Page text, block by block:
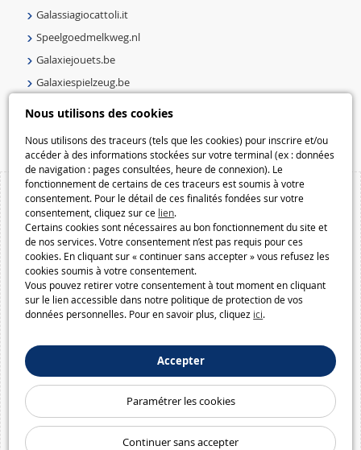
Nous utilisons des cookies
Nous utilisons des traceurs (tels que les cookies) pour inscrire et/ou
accéder à des informations stockées sur votre terminal (ex : données
de navigation : pages consultées, heure de connexion). Le
fonctionnement de certains de ces traceurs est soumis à votre
consentement. Pour le détail de ces finalités fondées sur votre
consentement, cliquez sur ce lien.
Certains cookies sont nécessaires au bon fonctionnement du site et
de nos services. Votre consentement n’est pas requis pour ces
cookies. En cliquant sur « continuer sans accepter » vous refusez les
cookies soumis à votre consentement.
Vous pouvez retirer votre consentement à tout moment en cliquant
sur le lien accessible dans notre politique de protection de vos
données personnelles. Pour en savoir plus, cliquez ici.
Accepter
Paramétrer les cookies
Continuer sans accepter
Galassiagiocattoli.it
Speelgoedmelkweg.nl
Galaxiejouets.be
Galaxiespielzeug.be